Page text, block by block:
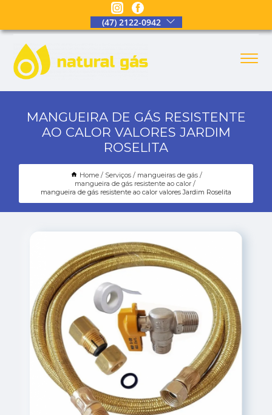
(47) 2122-0942
MANGUEIRA DE GÁS RESISTENTE
AO CALOR VALORES JARDIM
ROSELITA
Home Serviços
mangueiras de gás
mangueira de gás resistente ao calor
mangueira de gás resistente ao calor valores Jardim Roselita